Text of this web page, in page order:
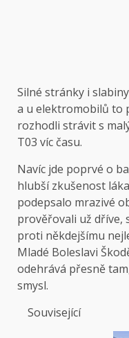
Silné stránky i
a u elektromobilů to
rozhodli strávit s
T03 víc času.
Navíc jde poprvé o
hlubší zkušenost
podepsalo mrazivé
prověřovali už dříve,
proti někdejšímu
Mladé Boleslavi
odehrává přesně
smysl.
Související